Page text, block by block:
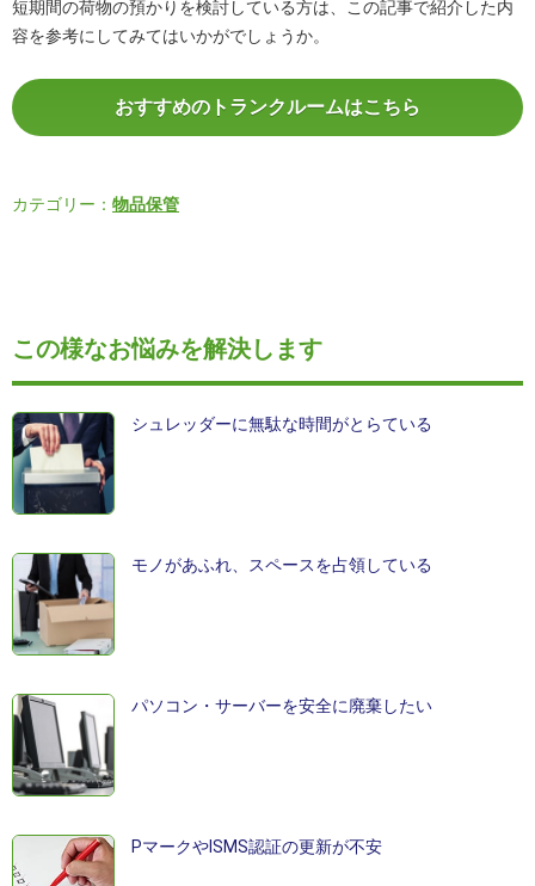
短期間の荷物の預かりを検討している方は、この記事で紹介した内
容を参考にしてみてはいかがでしょうか。
おすすめのトランクルームはこちら
カテゴリー： 物品保管
この様なお悩みを解決します
シュレッダーに無駄な時間がとらている
モノがあふれ、スペースを占領している
パソコン・サーバーを安全に廃棄したい
PマークやISMS認証の更新が不安